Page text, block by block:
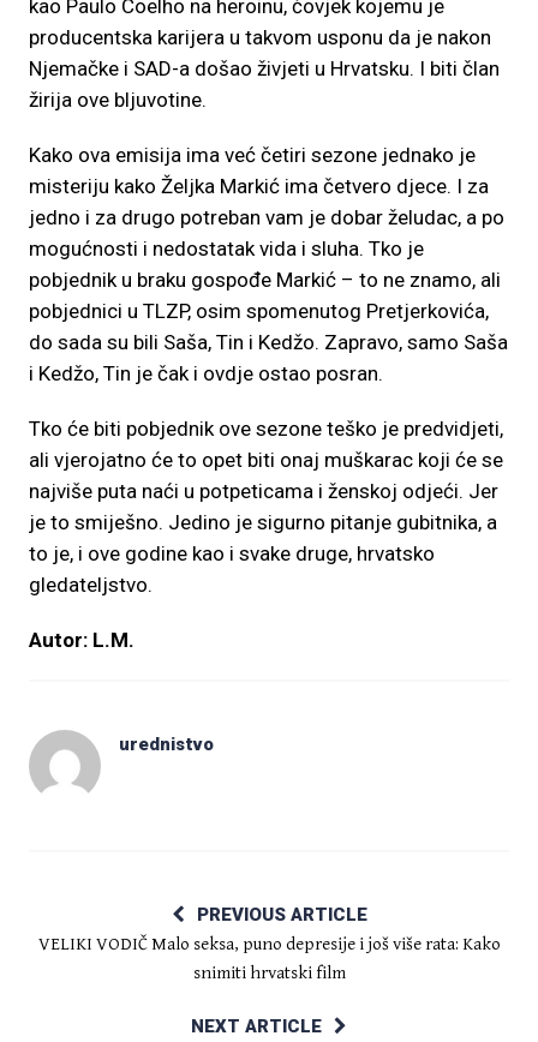
kao Paulo Coelho na heroinu, čovjek kojemu je
producentska karijera u takvom usponu da je nakon
Njemačke i SAD-a došao živjeti u Hrvatsku. I biti član
žirija ove bljuvotine.
Kako ova emisija ima već četiri sezone jednako je
misteriju kako Željka Markić ima četvero djece. I za
jedno i za drugo potreban vam je dobar želudac, a po
mogućnosti i nedostatak vida i sluha. Tko je
pobjednik u braku gospođe Markić – to ne znamo, ali
pobjednici u TLZP, osim spomenutog Pretjerkovića,
do sada su bili Saša, Tin i Kedžo. Zapravo, samo Saša
i Kedžo, Tin je čak i ovdje ostao posran.
Tko će biti pobjednik ove sezone teško je predvidjeti,
ali vjerojatno će to opet biti onaj muškarac koji će se
najviše puta naći u potpeticama i ženskoj odjeći. Jer
je to smiješno. Jedino je sigurno pitanje gubitnika, a
to je, i ove godine kao i svake druge, hrvatsko
gledateljstvo.
Autor: L.M.
urednistvo
PREVIOUS ARTICLE
VELIKI VODIČ Malo seksa, puno depresije i još više rata: Kako
snimiti hrvatski film
NEXT ARTICLE